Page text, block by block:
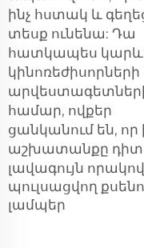
ինչ հստակ և
տեսք ունենա: Դա
հատկապես
կինոռեժիսորների
համար, ովքեր
ցանկանում են, որ
աշխատանքը
լավագույն որակով
պուլսացվող
լամպեր